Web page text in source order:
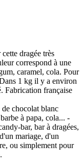
dragée très
correspond à une
caramel, cola. Pour
1 kg il y a environ
Fabrication française
chocolat blanc
à papa, cola... -
bar, bar à dragées,
mariage, d'un
ou simplement pour